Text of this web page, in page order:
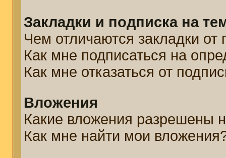
Закладки и подписка на
Чем отличаются закладки от
Как мне подписаться на
Как мне отказаться от
Вложения
Какие вложения разрешены
Как мне найти мои